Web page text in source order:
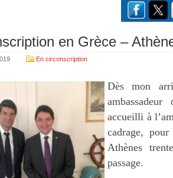
en Grèce –
En circonscription
Dès mon
accueilli à
cadrage,
Athènes
passage.